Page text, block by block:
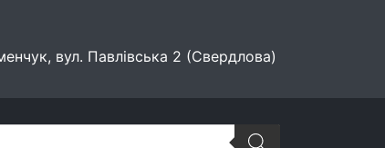
вул. Павлівська 2 (Свердлова)